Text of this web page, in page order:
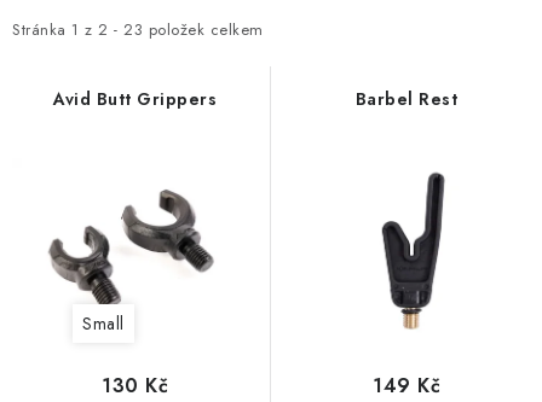
i
Stránka 1 z 2 - 23 položek celkem
e
Avid Butt Grippers
Small
130 Kč
Barbel Rest
149 Kč